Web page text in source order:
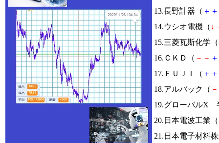
13.長野計器（ ＋ ＋
14.ウシオ電機（ ↓
15.三菱瓦斯化学（
16.ＣＫＤ（ － － ＋
17.ＦＵＪＩ（ ＋ ＋
18.アルバック（ －
19.グローバルX
20.日本電波工業（
21.日本電子材料